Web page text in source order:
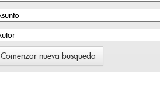
Comenzar nueva busqueda